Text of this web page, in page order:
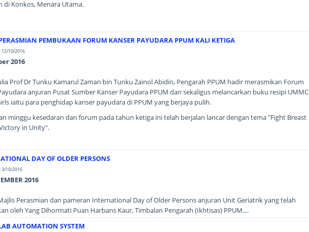
di Konkos, Menara Utama.
PEMBUKAAN FORUM KANSER PAYUDARA PPUM KALI KETIGA
10/2016
2016
Prof Dr Tunku Kamarul Zaman bin Tunku Zainol Abidin, Pengarah PPUM hadir merasmikan Forum
anjuran Pusat Sumber Kanser Payudara PPUM dan sekaligus melancarkan buku resipi UMMC
iaitu para penghidap kanser payudara di PPUM yang berjaya pulih.
minggu kesedaran dan forum pada tahun ketiga ini telah berjalan lancar dengan tema "Fight Breast
in Unity".
DAY OF OLDER PERSONS
10/2016
2016
Perasmian dan pameran International Day of Older Persons anjuran Unit Geriatrik yang telah
oleh Yang Dihormati Puan Harbans Kaur, Timbalan Pengarah (Ikhtisas) PPUM....
AUTOMATION SYSTEM